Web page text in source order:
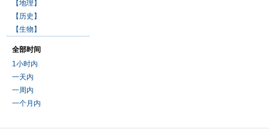
【地理】
【历史】
【生物】
全部时间
1小时内
一天内
一周内
一个月内